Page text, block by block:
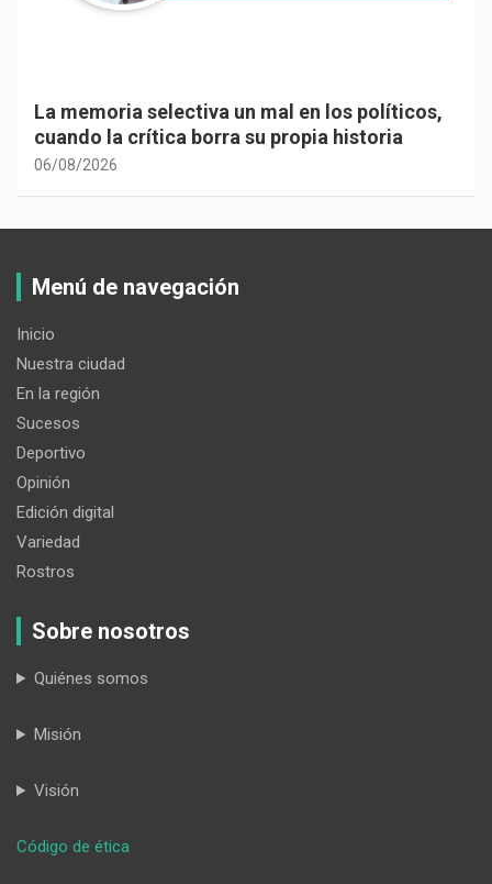
La memoria selectiva un mal en los políticos,
cuando la crítica borra su propia historia
06/08/2026
Menú de navegación
Inicio
Nuestra ciudad
En la región
Sucesos
Deportivo
Opinión
Edición digital
Variedad
Rostros
Sobre nosotros
Quiénes somos
Misión
Visión
Código de ética